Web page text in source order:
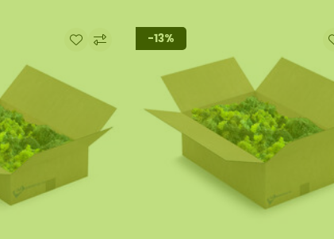
-13%